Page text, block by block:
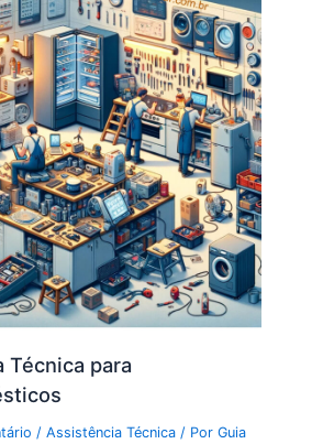
Técnica para
/Assistência Técnica / PorGuia